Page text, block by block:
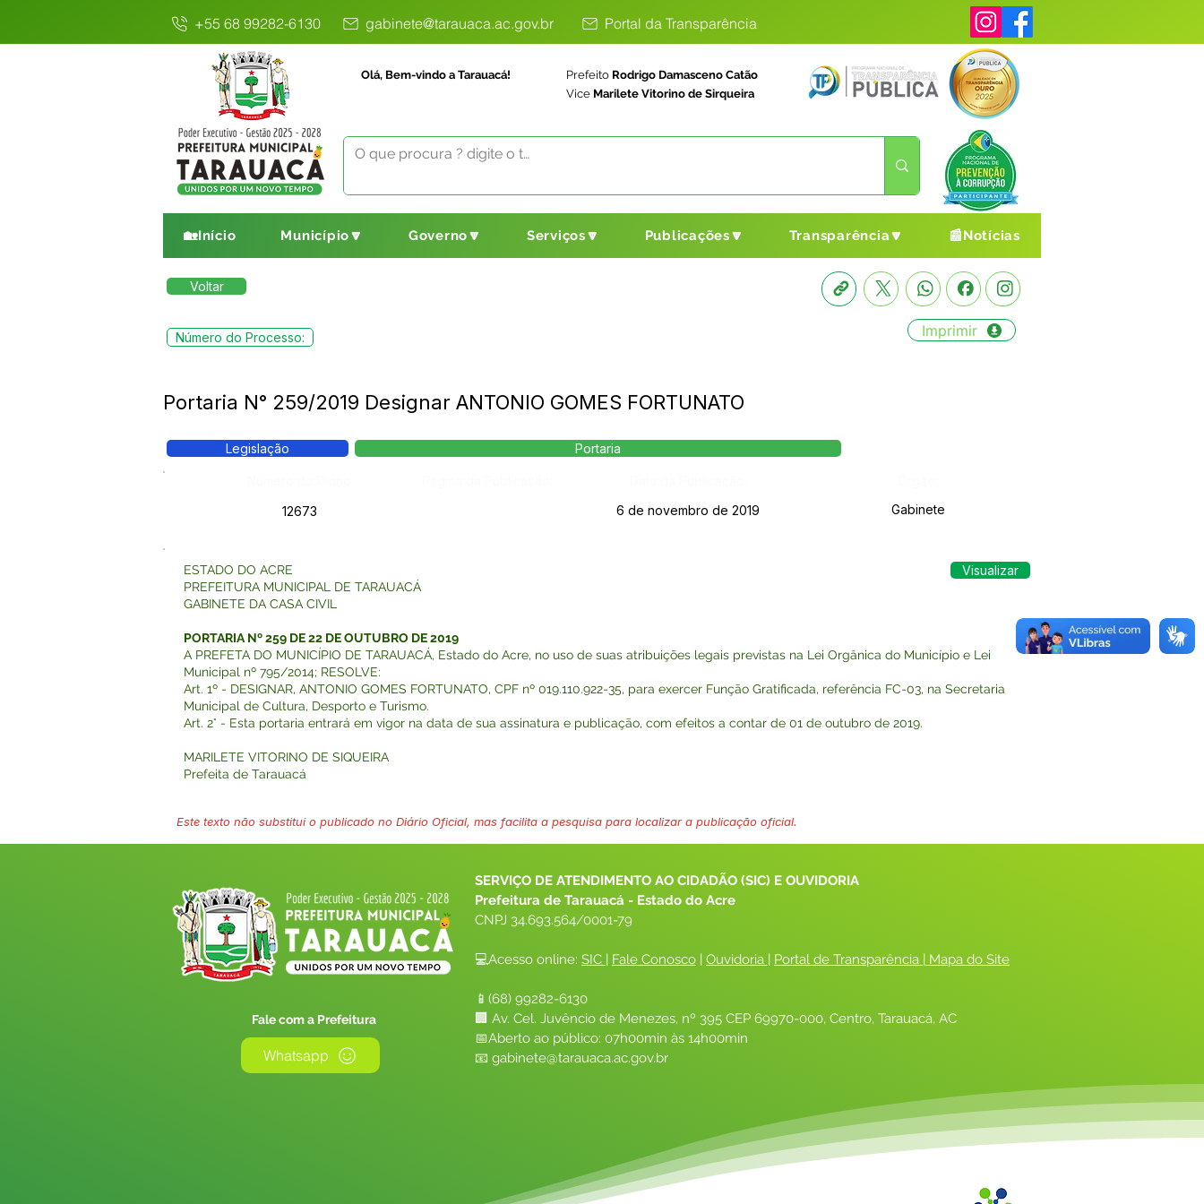
+55 68 99282-6130 gabinete@tarauaca.ac.gov.br Portal da Transparência
Olá, Bem-vindo a Tarauacá! Prefeito Rodrigo Damasceno Catão
Vice Marilete Vitorino de Sirqueira
🏡Início Município🔽 Governo🔽 Serviços🔽 Publicações🔽 Transparência🔽 📰Notícias
Voltar
Número do Processo: Imprimir
Portaria N° 259/2019 Designar ANTONIO GOMES FORTUNATO
Legislação Portaria
12673
6 de novembro de 2019 Gabinete
ESTADO DO ACRE
PREFEITURA MUNICIPAL DE TARAUACÁ
GABINETE DA CASA CIVIL
PORTARIA Nº 259 DE 22 DE OUTUBRO DE 2019
A PREFETA DO MUNICÍPIO DE TARAUACÁ, Estado do Acre, no uso de suas atribuições legais previstas na Lei Orgânica do Município e Lei
Municipal nº 795/2014; RESOLVE:
Art. 1º - DESIGNAR, ANTONIO GOMES FORTUNATO, CPF nº 019.110.922-35, para exercer Função Gratificada, referência FC-03, na Secretaria
Municipal de Cultura, Desporto e Turismo.
Art. 2° - Esta portaria entrará em vigor na data de sua assinatura e publicação, com efeitos a contar de 01 de outubro de 2019.
MARILETE VITORINO DE SIQUEIRA
Prefeita de Tarauacá
Visualizar
Este texto não substitui o publicado no Diário Oficial, mas facilita a pesquisa para localizar a publicação oficial.
Fale com a Prefeitura
Whatsapp
SERVIÇO DE ATENDIMENTO AO CIDADÃO (SIC) E OUVIDORIA
Prefeitura de Tarauacá - Estado do Acre
CNPJ 34.693.564/0001-79
💻Acesso online: SIC | Fale Conosco | Ouvidoria | Portal de Transparência | Mapa do Site
📱(68) 99282-6130
🏢 Av. Cel. Juvêncio de Menezes, nº 395 CEP 69970-000, Centro, Tarauacá, AC
📅Aberto ao público: 07h00min às 14h00min
📧 gabinete@tarauaca.ac.gov.br